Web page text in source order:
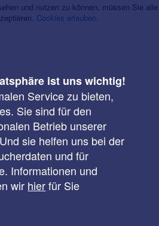
und nutzen zu können, müssen Sie alle
Cookies erlauben.
ist uns wichtig!
Service zu bieten,
Sie sind für den
Betrieb unserer
sie helfen uns bei der
und für
Informationen und
wir hierfür Sie